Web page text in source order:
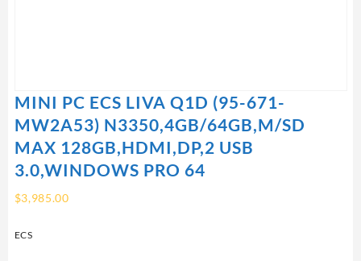
MINI PC ECS LIVA Q1D (95-671-
MW2A53) N3350,4GB/64GB,M/SD
MAX 128GB,HDMI,DP,2 USB
3.0,WINDOWS PRO 64
$3,985.00
ECS